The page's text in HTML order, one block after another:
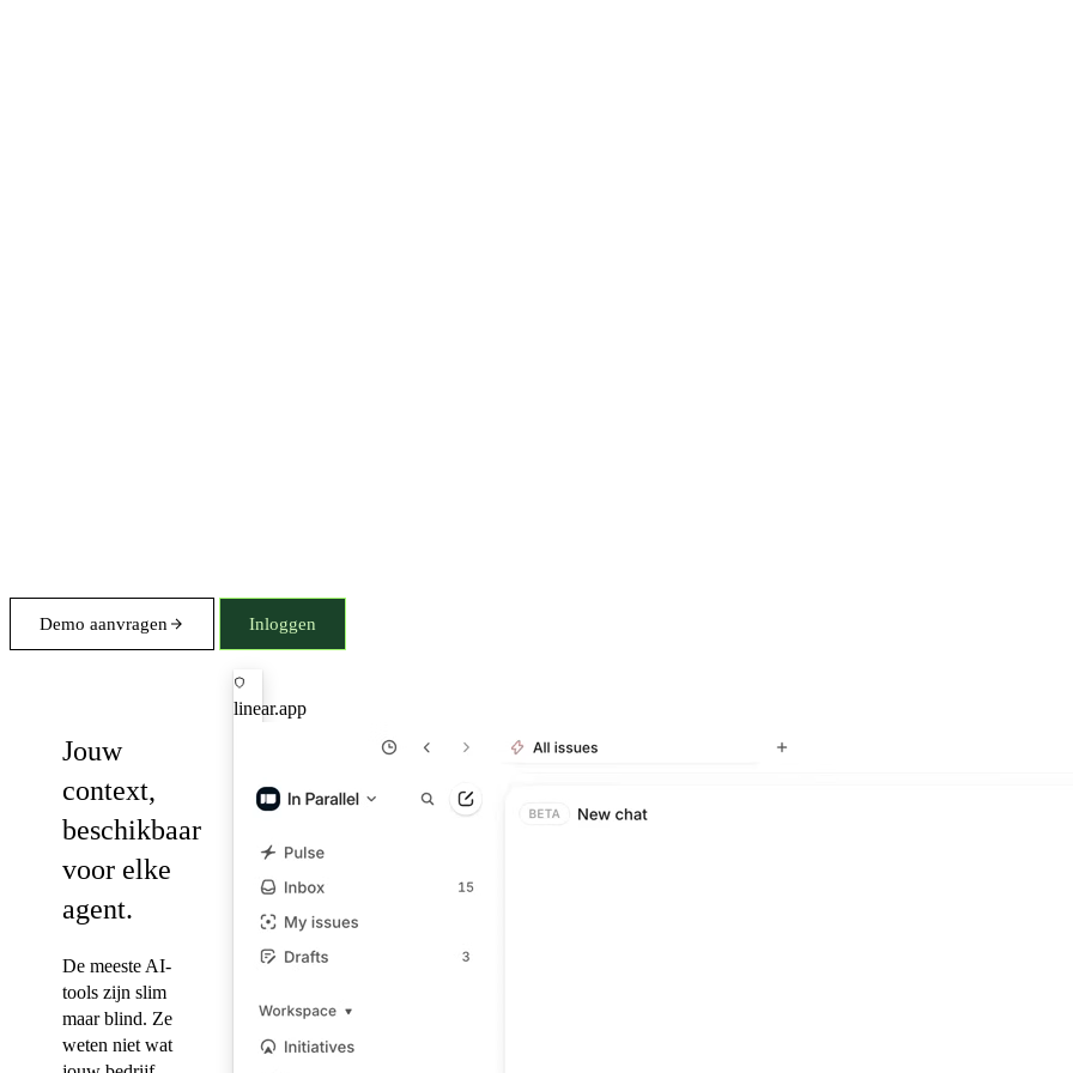
Demo aanvragen Inloggen
Jouw
context,
beschikbaar
voor elke
agent.
De meeste AI-
tools zijn slim
maar blind. Ze
weten niet wat
linear.app